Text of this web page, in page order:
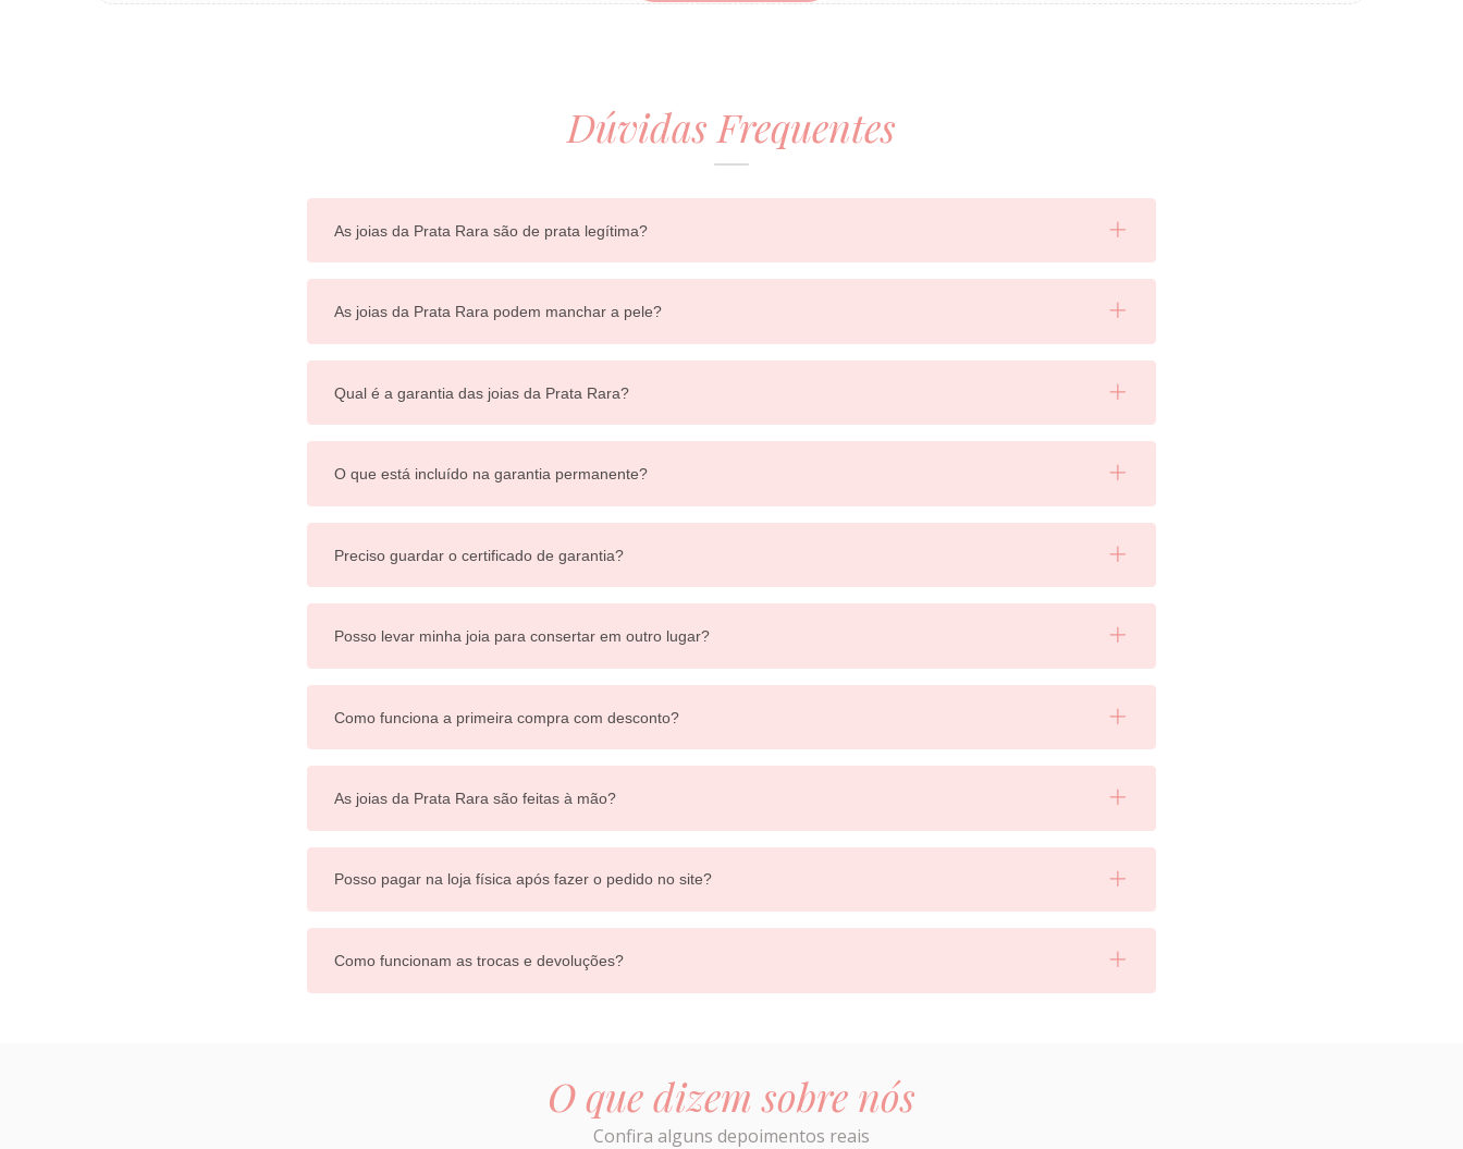
Dúvidas Frequentes
As joias da Prata Rara são de prata legítima?
As joias da Prata Rara podem manchar a pele?
Qual é a garantia das joias da Prata Rara?
O que está incluído na garantia permanente?
Preciso guardar o certificado de garantia?
Posso levar minha joia para consertar em outro lugar?
Como funciona a primeira compra com desconto?
As joias da Prata Rara são feitas à mão?
Posso pagar na loja física após fazer o pedido no site?
Como funcionam as trocas e devoluções?
O que dizem sobre nós
Confira alguns depoimentos reais